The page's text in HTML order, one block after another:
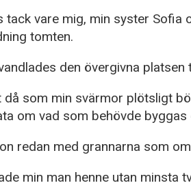
vare mig, min syster Sofia
tomten.
den övergivna platsen
då som min svärmor plötsligt
om vad som behövde
redan med grannarna som
min man henne utan minsta